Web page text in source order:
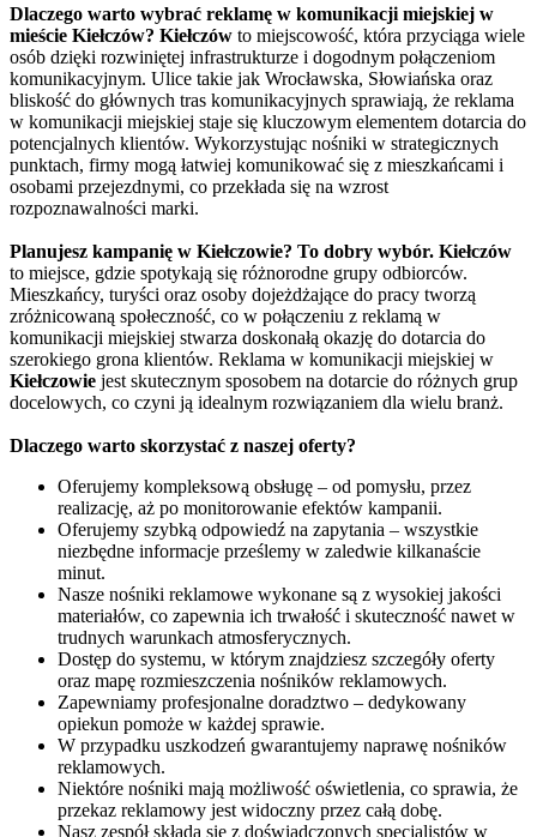
Dlaczego warto wybrać reklamę w komunikacji miejskiej w
mieście Kiełczów? Kiełczów to miejscowość, która przyciąga wiele
osób dzięki rozwiniętej infrastrukturze i dogodnym połączeniom
komunikacyjnym. Ulice takie jak Wrocławska, Słowiańska oraz
bliskość do głównych tras komunikacyjnych sprawiają, że reklama
w komunikacji miejskiej staje się kluczowym elementem dotarcia do
potencjalnych klientów. Wykorzystując nośniki w strategicznych
punktach, firmy mogą łatwiej komunikować się z mieszkańcami i
osobami przejezdnymi, co przekłada się na wzrost
rozpoznawalności marki.
Planujesz kampanię w Kiełczowie? To dobry wybór. Kiełczów
to miejsce, gdzie spotykają się różnorodne grupy odbiorców.
Mieszkańcy, turyści oraz osoby dojeżdżające do pracy tworzą
zróżnicowaną społeczność, co w połączeniu z reklamą w
komunikacji miejskiej stwarza doskonałą okazję do dotarcia do
szerokiego grona klientów. Reklama w komunikacji miejskiej w
Kiełczowie jest skutecznym sposobem na dotarcie do różnych grup
docelowych, co czyni ją idealnym rozwiązaniem dla wielu branż.
Dlaczego warto skorzystać z naszej oferty?
Oferujemy kompleksową obsługę – od pomysłu, przez
realizację, aż po monitorowanie efektów kampanii.
Oferujemy szybką odpowiedź na zapytania – wszystkie
niezbędne informacje prześlemy w zaledwie kilkanaście
minut.
Nasze nośniki reklamowe wykonane są z wysokiej jakości
materiałów, co zapewnia ich trwałość i skuteczność nawet w
trudnych warunkach atmosferycznych.
Dostęp do systemu, w którym znajdziesz szczegóły oferty
oraz mapę rozmieszczenia nośników reklamowych.
Zapewniamy profesjonalne doradztwo – dedykowany
opiekun pomoże w każdej sprawie.
W przypadku uszkodzeń gwarantujemy naprawę nośników
reklamowych.
Niektóre nośniki mają możliwość oświetlenia, co sprawia, że
przekaz reklamowy jest widoczny przez całą dobę.
Nasz zespół składa się z doświadczonych specjalistów w